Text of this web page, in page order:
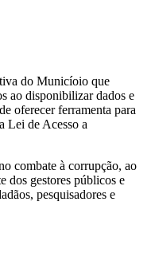
do Municíoio que
ao disponibilizar dados e
oferecer ferramenta para
Lei de Acesso a
combate à corrupção, ao
dos gestores públicos e
pesquisadores e